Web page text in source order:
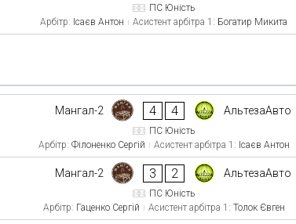
ПС Юність
Арбітр: Ісаєв Антон Асистент арбітра 1: Богатир Микита
Мангал-2 4 4 АльтезаАвто
ПС Юність
Арбітр: Філоненко Сергій Асистент арбітра 1: Ісаєв Антон
Мангал-2 3 2 АльтезаАвто
ПС Юність
Арбітр: Гаценко Сергій Асистент арбітра 1: Толок Євген